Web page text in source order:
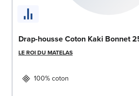
Drap-housse Coton Kaki Bonnet
LE ROI DU MATELAS
100% coton